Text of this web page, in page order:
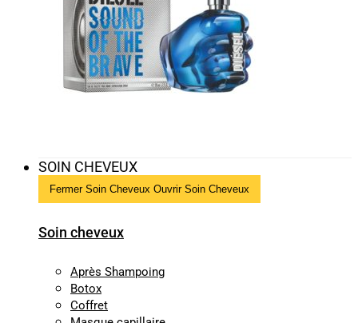
SOIN CHEVEUX
Fermer Soin Cheveux Ouvrir Soin Cheveux
Soin cheveux
Après Shampoing
Botox
Coffret